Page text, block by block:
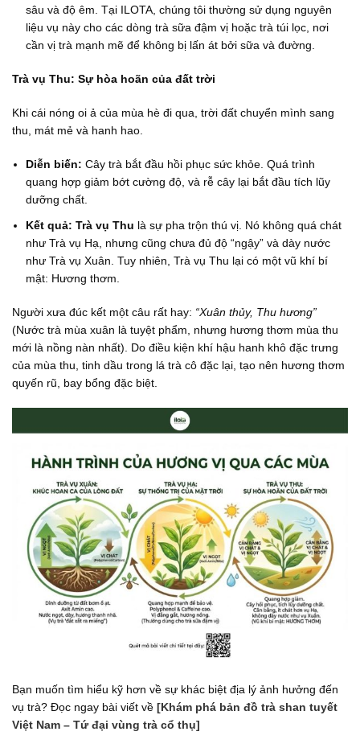
sâu và độ êm. Tại ILOTA, chúng tôi thường sử dụng nguyên
liệu vụ này cho các dòng trà sữa đậm vị hoặc trà túi lọc, nơi
cần vị trà mạnh mẽ để không bị lấn át bởi sữa và đường.
Trà vụ Thu: Sự hòa hoãn của đất trời
Khi cái nóng oi ả của mùa hè đi qua, trời đất chuyển mình sang
thu, mát mẻ và hanh hao.
Diễn biến: Cây trà bắt đầu hồi phục sức khỏe. Quá trình
quang hợp giảm bớt cường độ, và rễ cây lại bắt đầu tích lũy
dưỡng chất.
Kết quả: Trà vụ Thu là sự pha trộn thú vị. Nó không quá chát
như Trà vụ Hạ, nhưng cũng chưa đủ độ “ngậy” và dày nước
như Trà vụ Xuân. Tuy nhiên, Trà vụ Thu lại có một vũ khí bí
mật: Hương thơm.
Người xưa đúc kết một câu rất hay: “Xuân thủy, Thu hương”
(Nước trà mùa xuân là tuyệt phẩm, nhưng hương thơm mùa thu
mới là nồng nàn nhất). Do điều kiện khí hậu hanh khô đặc trưng
của mùa thu, tinh dầu trong lá trà cô đặc lại, tạo nên hương thơm
quyến rũ, bay bổng đặc biệt.
Bạn muốn tìm hiểu kỹ hơn về sự khác biệt địa lý ảnh hưởng đến
vụ trà? Đọc ngay bài viết về [Khám phá bản đồ trà shan tuyết
Việt Nam – Tứ đại vùng trà cổ thụ]